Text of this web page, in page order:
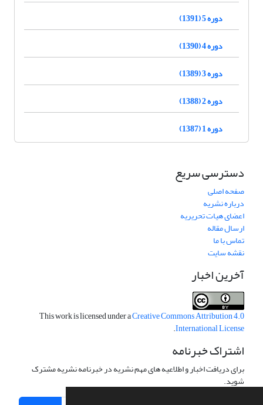
دوره 5 (1391)
دوره 4 (1390)
دوره 3 (1389)
دوره 2 (1388)
دوره 1 (1387)
دسترسی سریع
صفحه اصلی
درباره نشریه
اعضای هیات تحریریه
ارسال مقاله
تماس با ما
نقشه سایت
آخرین اخبار
This work is licensed under aCreative Commons Attribution 4.0
International License
.
اشتراک خبرنامه
برای دریافت اخبار و اطلاعیه های مهم نشریه در خبرنامه نشریه مشترک
شوید.